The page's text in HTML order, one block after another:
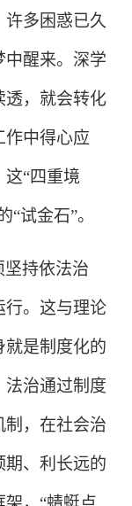
多困惑已久
中醒来。深学
透，就会转化
作中得心应
“四重境
试金石”。
持依法治
行。这与理论
就是制度化的
法治通过制度
制，在社会治
期、利长远的